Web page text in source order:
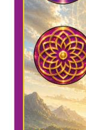
Me contacter
Mon compte
Panier
Vidéos